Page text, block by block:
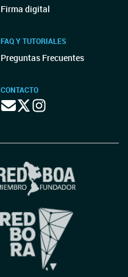
Firma digital
FAQ Y TUTORIALES
Preguntas Frecuentes
CONTACTO